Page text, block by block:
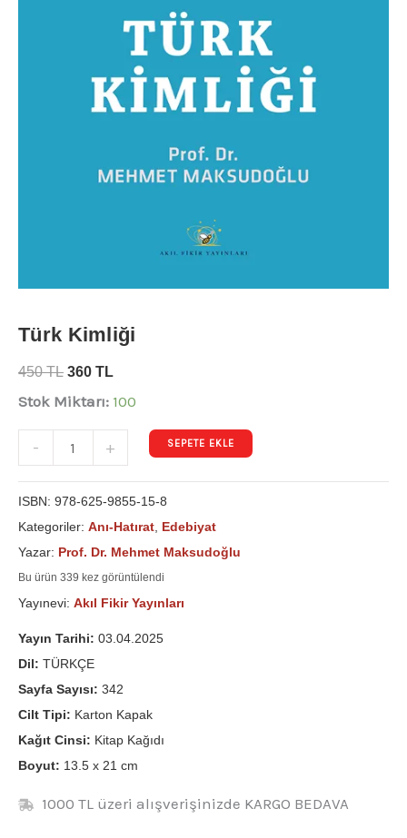
Türk Kimliği
450TL 360 TL
Stok Miktarı: 100
- + SEPETE EKLE
ISBN: 978-625-9855-15-8
Kategoriler: Anı-Hatırat Edebiyat
Yazar: Prof. Dr. Mehmet Maksudoğlu
Bu ürün 339 kez görüntülendi
Yayınevi: Akıl Fikir Yayınları
Yayın Tarihi: 03.04.2025
Dil: TÜRKÇE
Sayfa Sayısı: 342
Cilt Tipi: Karton Kapak
Kağıt Cinsi: Kitap Kağıdı
Boyut: 13.5 x 21 cm
1000 TL üzeri alışverişinizde KARGO BEDAVA